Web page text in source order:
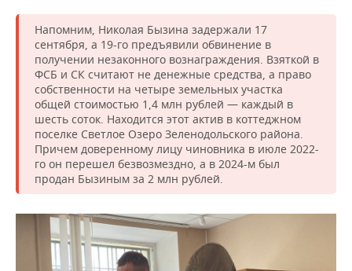
ВОДНЫЕ ВИДЫ СПОРТА
ХОККЕЙ С МЯЧОМ
ОБРАЗОВАНИЕ
ПРОИСШЕСТВИЯ
Напомним, Николая Бызина задержали 17
сентября, а 19-го предъявили обвинение в
получении незаконного вознаграждения. Взяткой в
ФСБ и СК считают не денежные средства, а право
собственности на четыре земельных участка
общей стоимостью 1,4 млн рублей — каждый в
шесть соток. Находится этот актив в коттеджном
поселке Светлое Озеро Зеленодольского района.
Причем доверенному лицу чиновника в июле 2022-
го он перешел безвозмездно, а в 2024-м был
продан Бызиным за 2 млн рублей.